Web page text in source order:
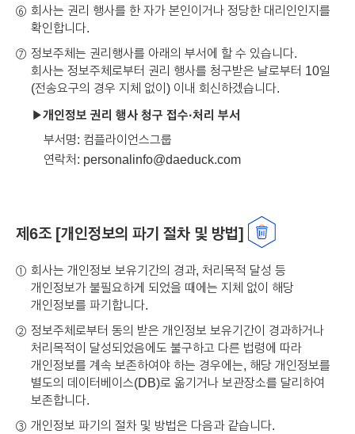
⑥ 회사는 권리 행사를 한 자가 본인이거나 정당한 대리인인지를
확인합니다.
⑦ 정보주체는 권리행사를 아래의 부서에 할 수 있습니다.
회사는 정보주체로부터 권리 행사를 청구받은 날로부터 10일
(전송요구의 경우 지체 없이) 이내 회신하겠습니다.
개인정보 권리 행사 청구 접수·처리 부서
부서명: 컴플라이언스그룹
연락처: personalinfo@daeduck.com
제6조 [개인정보의 파기 절차 및 방법]
① 회사는 개인정보 보유기간의 경과, 처리목적 달성 등
개인정보가 불필요하게 되었을 때에는 지체 없이 해당
개인정보를 파기합니다.
② 정보주체로부터 동의 받은 개인정보 보유기간이 경과하거나
처리목적이 달성되었음에도 불구하고 다른 법령에 따라
개인정보를 계속 보존하여야 하는 경우에는, 해당 개인정보를
별도의 데이터베이스(DB)로 옮기거나 보관장소를 달리하여
보존합니다.
③ 개인정보 파기의 절차 및 방법은 다음과 같습니다.